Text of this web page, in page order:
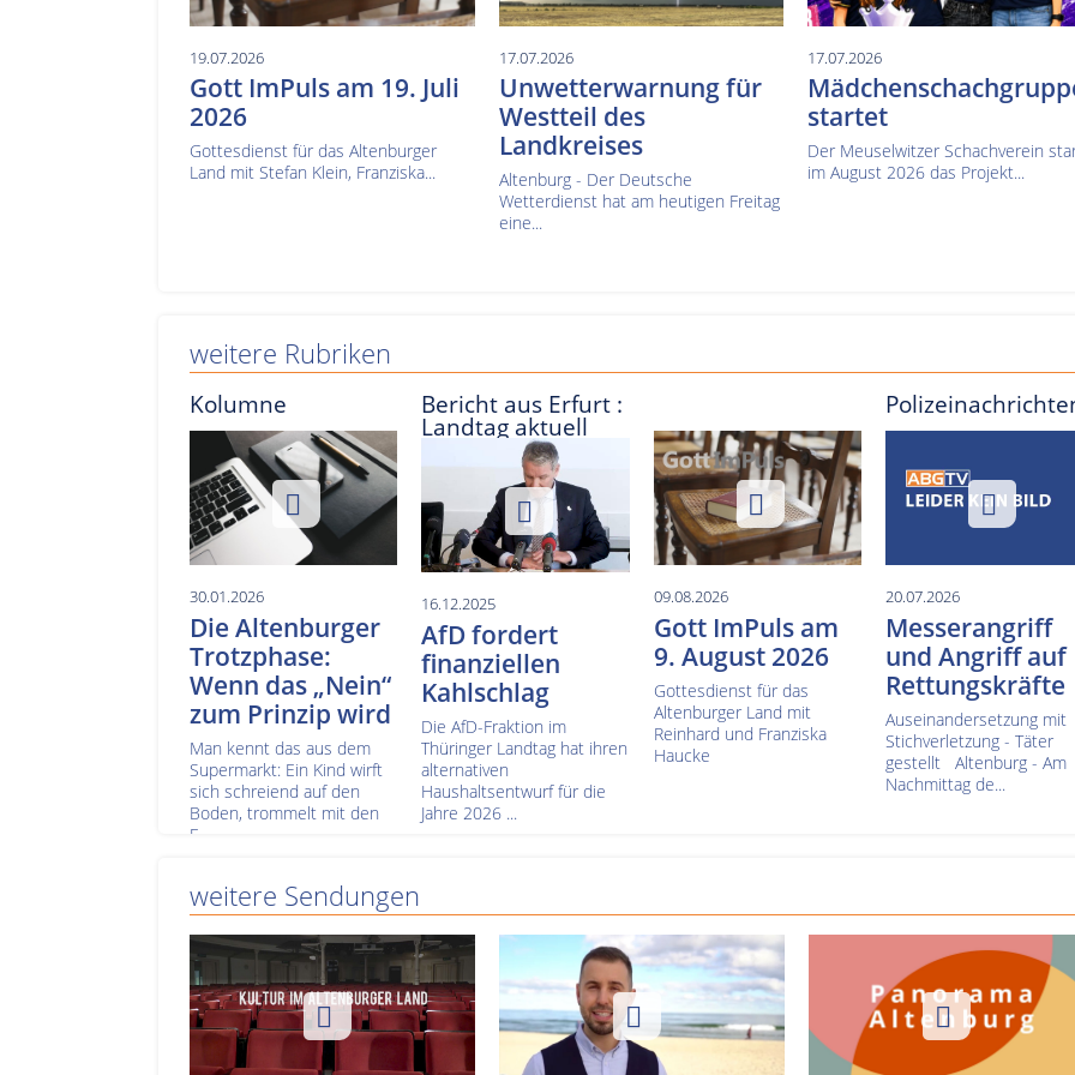
19.07.2026
Gott ImPuls am 19. Juli
2026
Gottesdienst für das Altenburger
Land mit Stefan Klein, Franziska...
17.07.2026
Unwetterwarnung für
Westteil des
Landkreises
Altenburg - Der Deutsche
Wetterdienst hat am heutigen Freitag
eine...
17.07.2026
startet
Der Meuselwitzer Schachverein
im August 2026 das Projekt...
weitere Rubriken
Kolumne
30.01.2026
Die Altenburger
Trotzphase:
Wenn das „Nein“
zum Prinzip wird
Man kennt das aus dem
Supermarkt: Ein Kind wirft
sich schreiend auf den
Boden, trommelt mit den
F...
Bericht aus Erfurt :
Landtag aktuell
16.12.2025
AfD fordert
finanziellen
Kahlschlag
Die AfD-Fraktion im
Thüringer Landtag hat ihren
alternativen
Haushaltsentwurf für die
Jahre 2026 ...
09.08.2026
Gott ImPuls am
9. August 2026
Gottesdienst für das
Altenburger Land mit
Reinhard und Franziska
Haucke
20.07.2026
Messerangriff
und Angriff auf
Rettungskräfte
Auseinandersetzung mit
Stichverletzung - Täter
gestellt Altenburg - Am
Nachmittag de...
weitere Sendungen